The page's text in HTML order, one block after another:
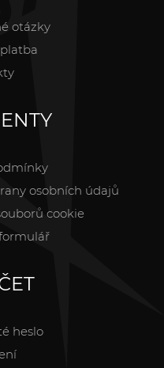
otázky
osobních údajů
cookie
heslo